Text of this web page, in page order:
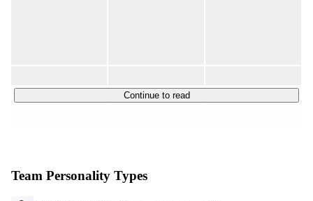
リューションです。
ソリューションです。
Continue to read
Team Personality Types